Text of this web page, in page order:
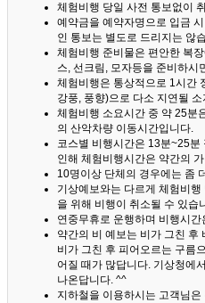
체험비행 당일 사전 통보없이
예약금을 예약자명으로 입금
인 통보는 별도로 드리지는 않
체험비행 준비물은 편안한 복
스, 선크림, 모자등을 준비하시
체험비행은 통상적으로 1시간
강풍, 풍향)으로 다소 지연될
체험비행 소요시간 중 약 25분
의 산악차량 이동시간입니다.
코스별 비행시간은 13분~25분
인해 체험비행시간은 약간의
10명이상 단체의 경우에는 좀
기상예보와는 다르게 체험비
을 위해 비행이 취소될 수 있습
연중무휴로 운행하며 비행시
약간의 비 예보는 비가 그친 후
비가 그친 후 피어오르는 구름
어질 때가 많답니다. 기상청에
나온답니다. ^^
지하철을 이용하시는 고객님